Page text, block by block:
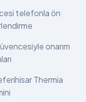
telefonla ön
onarım
Thermia